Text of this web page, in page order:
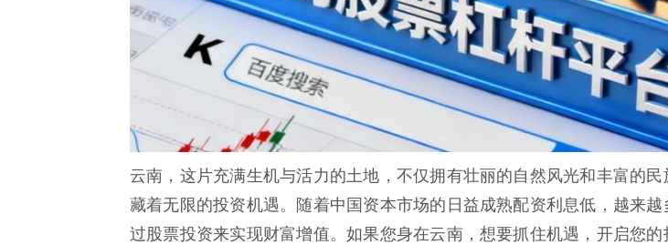
云南，这片充满生机与活力的土地，不仅拥有壮丽的自然风光和丰富的民
藏着无限的投资机遇。随着中国资本市场的日益成熟配资利息低，越来越
过股票投资来实现财富增值。如果您身在云南，想要抓住机遇，开启您的